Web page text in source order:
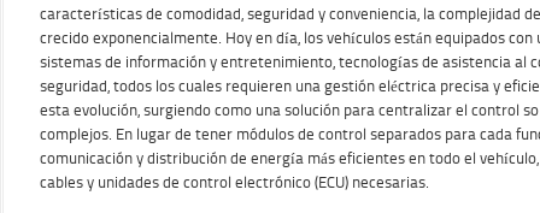
características de comodidad, seguridad y conveniencia, la complejidad
crecido exponencialmente. Hoy en día, los vehículos están equipados con
sistemas de información y entretenimiento, tecnologías de asistencia al
seguridad, todos los cuales requieren una gestión eléctrica precisa y
esta evolución, surgiendo como una solución para centralizar el control
complejos. En lugar de tener módulos de control separados para cada
comunicación y distribución de energía más eficientes en todo el
cables y unidades de control electrónico (ECU) necesarias.